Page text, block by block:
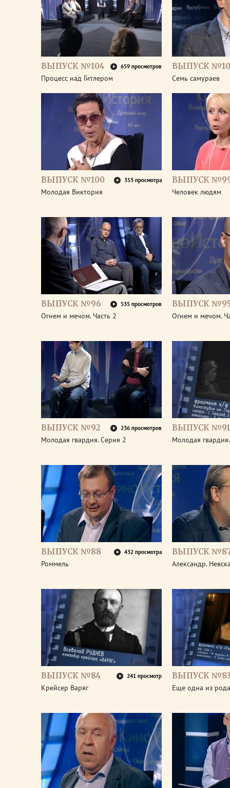
ВЫПУСК №104 659 просмотров
Процесс над Гитлером
ВЫПУСК
Семь самураев
ВЫПУСК №100 353 просмотра
Молодая Виктория
ВЫПУСК
Человек людям
ВЫПУСК №96 535 просмотров
Огнем и мечом. Часть 2
ВЫПУСК
Огнем и мечом.
ВЫПУСК №92 236 просмотров
Молодая гвардия. Серия 2
ВЫПУСК №91
Молодая
ВЫПУСК №88 432 просмотра
Роммель
ВЫПУСК
Александр.
ВЫПУСК №84 241 просмотр
Крейсер Варяг
ВЫПУСК
Еще одна из